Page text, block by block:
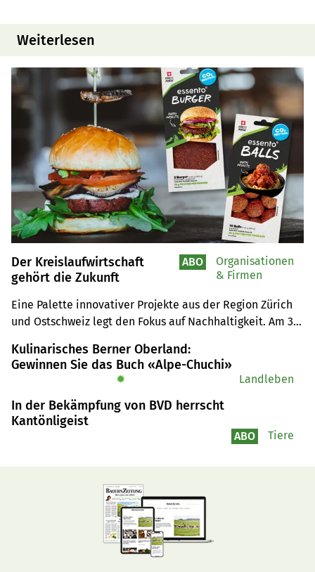
Weiterlesen
Der Kreislaufwirtschaft
gehört die Zukunft
Eine Palette innovativer Projekte aus der Region Zürich
und Ostschweiz legt den Fokus auf Nachhaltigkeit. Am 3.
wurden einige davon vorgestellt.
ABO
Organisationen
& Firmen
Kulinarisches Berner Oberland:
Gewinnen Sie das Buch «Alpe-Chuchi»
✹ Landleben
In der Bekämpfung von BVD herrscht
Kantönligeist
ABO Tiere